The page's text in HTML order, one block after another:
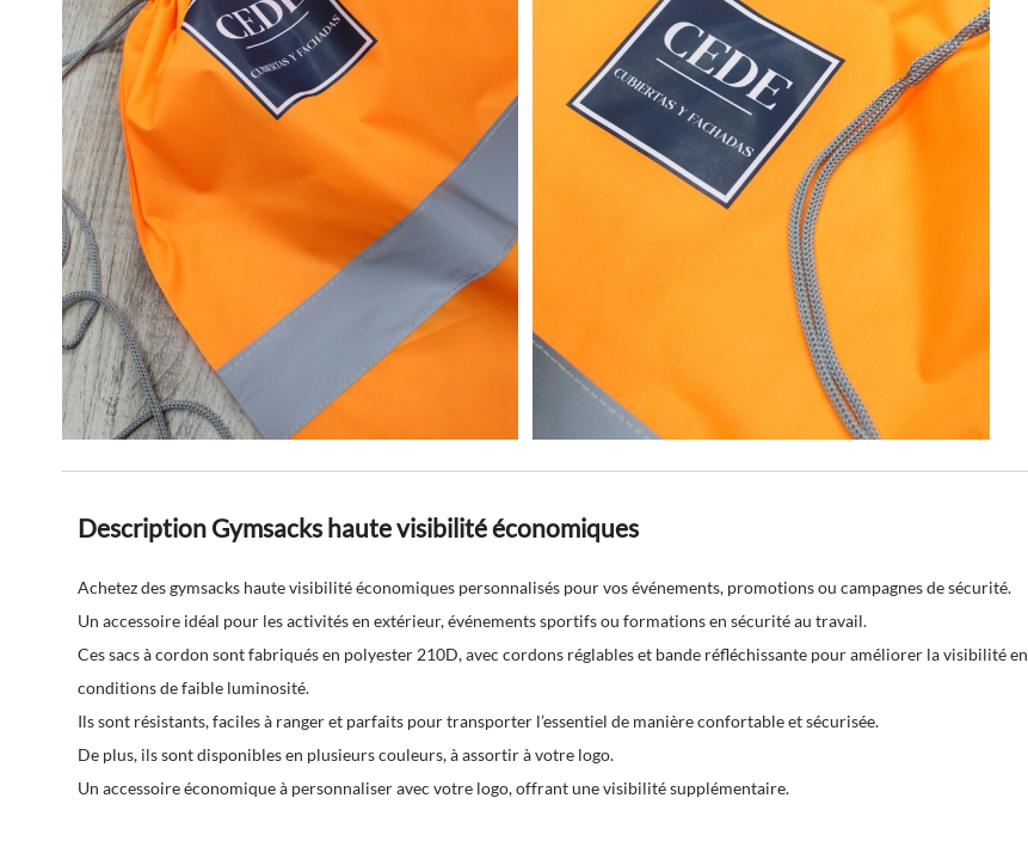
Description Gymsacks haute visibilité économiques
Achetez des gymsacks haute visibilité économiques personnalisés pour vos événements, promotions ou campagnes de sécurité.
Un accessoire idéal pour les activités en extérieur, événements sportifs ou formations en sécurité au travail.
Ces sacs à cordon sont fabriqués en polyester 210D, avec cordons réglables et bande réfléchissante pour améliorer la visibilité en
conditions de faible luminosité.
Ils sont résistants, faciles à ranger et parfaits pour transporter l’essentiel de manière confortable et sécurisée.
De plus, ils sont disponibles en plusieurs couleurs, à assortir à votre logo.
Un accessoire économique à personnaliser avec votre logo, offrant une visibilité supplémentaire.